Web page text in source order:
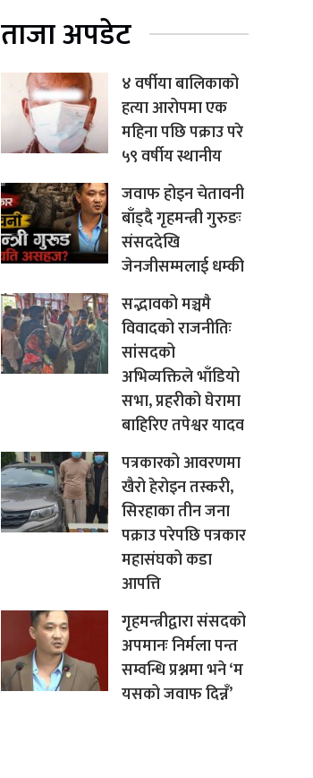
ताजा अपडेट
४ वर्षीया बालिकाको
हत्या आरोपमा एक
महिना पछि पक्राउ परे
५९ वर्षीय स्थानीय
जवाफ होइन चेतावनी
बाँड्दै गृहमन्त्री गुरुङः
संसददेखि
जेनजीसम्मलाई धम्की
सद्भावको मञ्चमै
विवादको राजनीतिः
सांसदको
अभिव्यक्तिले भाँडियो
सभा, प्रहरीको घेरामा
बाहिरिए तपेश्वर यादव
पत्रकारको आवरणमा
खैरो हेरोइन तस्करी,
सिरहाका तीन जना
पक्राउ परेपछि पत्रकार
महासंघको कडा
आपत्ति
गृहमन्त्रीद्वारा संसदको
अपमानः निर्मला पन्त
सम्वन्धि प्रश्नमा भने ‘म
यसको जवाफ दिन्नँ’